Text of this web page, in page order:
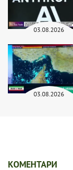
03.08.2026
03.08.2026
КОМЕНТАРИ